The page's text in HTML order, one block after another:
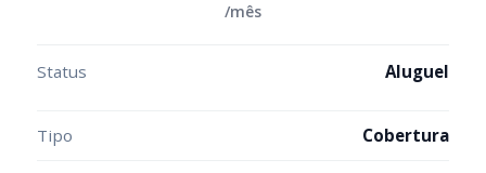
/mês
Status Aluguel
Tipo Cobertura